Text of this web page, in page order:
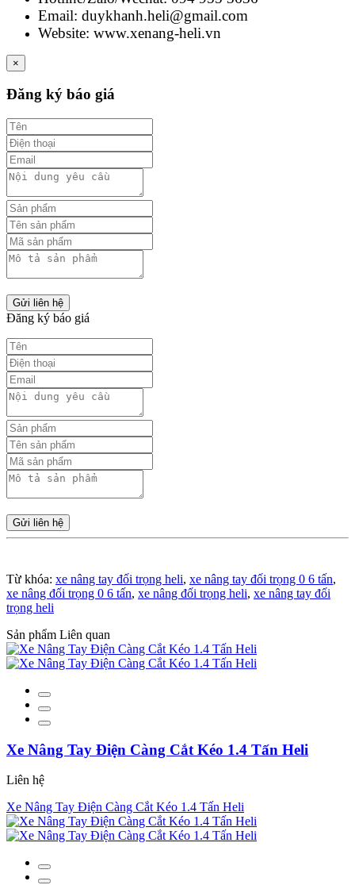
Email: duykhanh.heli@gmail.com
Website: www.xenang-heli.vn
×
Đăng ký báo giá
Gửi liên hệ
Đăng ký báo giá
Gửi liên hệ
Từ khóa: xe nâng tay đối trọng heli, xe nâng tay đối trọng 0 6 tấn,
xe nâng đối trọng 0 6 tấn, xe nâng đối trọng heli, xe nâng tay đối
trọng heli
Sản phẩm Liên quan
Xe Nâng Tay Điện Càng Cắt Kéo 1.4 Tấn Heli
Liên hệ
Xe Nâng Tay Điện Càng Cắt Kéo 1.4 Tấn Heli